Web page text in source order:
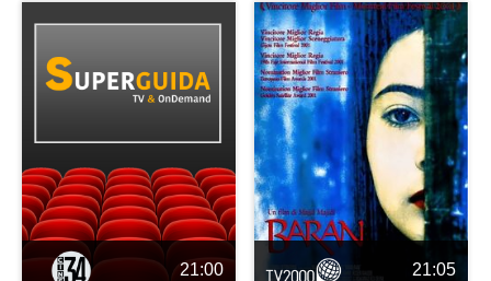
21:00 21:05